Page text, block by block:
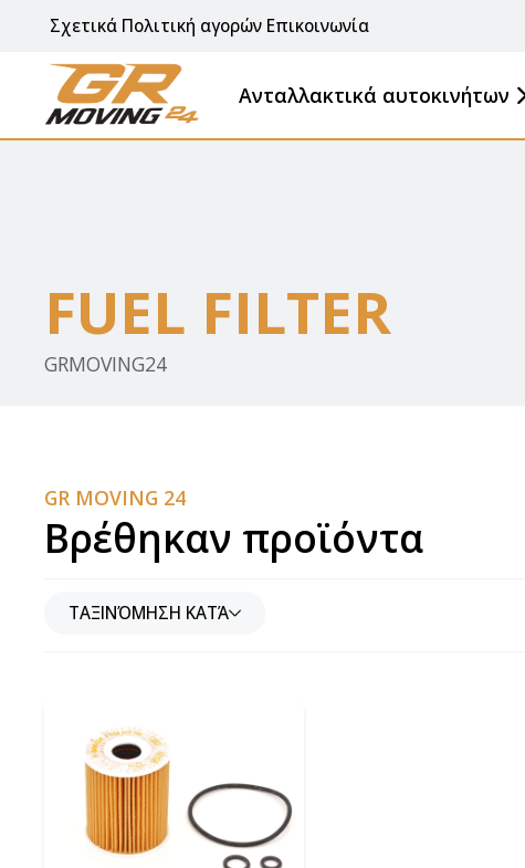
Σχετικά Πολιτική αγορών Επικοινωνία
Ανταλλακτικά αυτοκινήτων
FUEL FILTER
GRMOVING24
GR MOVING 24
Βρέθηκαν προϊόντα
ΤΑΞΙΝΌΜΗΣΗ ΚΑΤΆ